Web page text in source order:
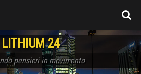
LITHIUM 24
pensieri in movimento